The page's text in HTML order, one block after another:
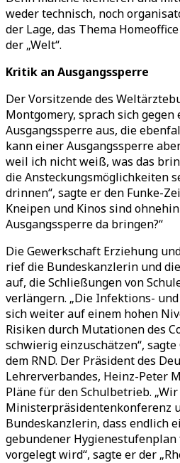
weder technisch, noch
der Lage, das Thema
der „Welt“.
Kritik an Ausgangssperre
Der Vorsitzende des
Montgomery, sprach sich
Ausgangssperre aus, die
kann einer Ausgangssperre
weil ich nicht weiß, was das
die Ansteckungsmöglichkeiten
drinnen“, sagte er den Funke-
Kneipen und Kinos sind
Ausgangssperre da bringen?“
Die Gewerkschaft Erziehung
rief die Bundeskanzlerin und
auf, die Schließungen von
verlängern. „Die Infektions-
sich weiter auf einem hohen
Risiken durch Mutationen des
schwierig einzuschätzen“,
dem RND. Der Präsident des
Lehrerverbandes, Heinz-Peter
Pläne für den Schulbetrieb.
Ministerpräsidentenkonferenz
Bundeskanzlerin, dass endlich
gebundener
vorgelegt wird“, sagte er der